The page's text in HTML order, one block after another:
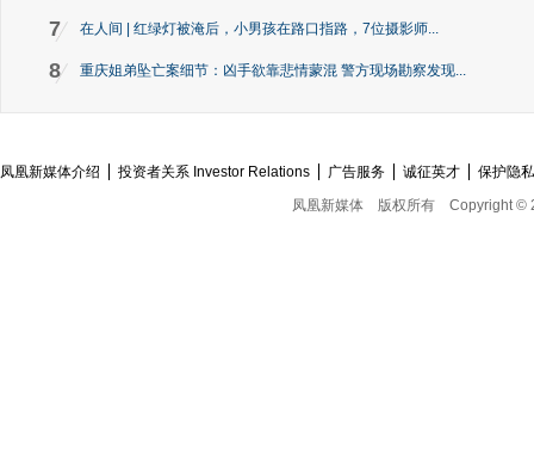
7 在人间 | 红绿灯被淹后，小男孩在路口指路，7位摄影师...
8 重庆姐弟坠亡案细节：凶手欲靠悲情蒙混 警方现场勘察发现...
凤凰新媒体介绍 投资者关系 Investor Relations 广告服务 诚征英才
保护隐
凤凰新媒体
版权所有 Copyright ©